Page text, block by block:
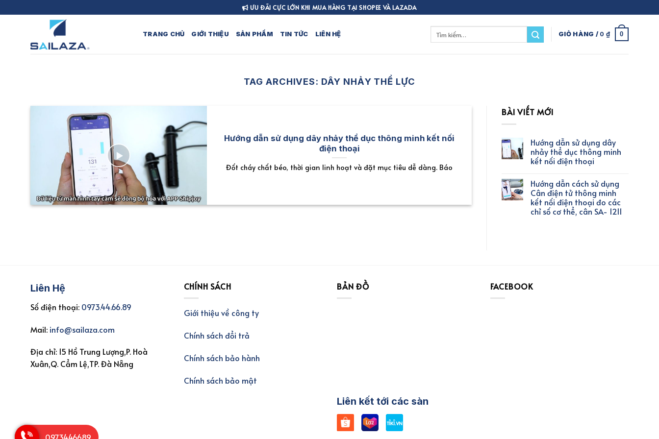
to
ƯU ĐÃI CỰC LỚN KHI MUA HÀNG TẠI SHOPEE VÀ LAZADA
TRANG CHỦ GIỚI THIỆU SẢN PHẨM TIN TỨC LIÊN HỆ
Tìm
kiếm:
GIỎ HÀNG / 0 ₫ 0
TAG ARCHIVES: DÂY NHẢY THỂ LỰC
Hướng dẫn sử dụng dây nhảy thể dục thông minh kết nối
điện thoại
Đốt cháy chất béo, thời gian linh hoạt và đặt mục tiêu dễ dàng. Báo
BÀI VIẾT MỚI
Hướng dẫn sử dụng dây
nhảy thể dục thông minh
kết nối điện thoại
Hướng dẫn cách sử dụng
Cân điện tử thông minh
kết nối điện thoại đo các
chỉ số cơ thể, cân SA- 1211
Liên Hệ
Số điện thoại: 0973.44.66.89
Mail: info@sailaza.com
Địa chỉ: 15 Hồ Trung Lượng,P. Hoà
Xuân,Q. Cẩm Lệ,TP. Đà Nẵng
CHÍNH SÁCH
Giới thiệu về công ty
Chính sách đổi trả
Chính sách bảo hành
Chính sách bảo mật
BẢN ĐỒ
Liên kết tới các sàn
FACEBOOK